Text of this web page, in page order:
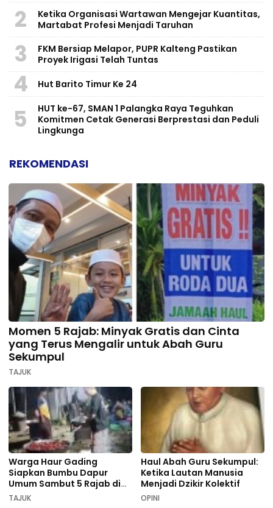
2
Ketika Organisasi Wartawan Mengejar Kuantitas,
Martabat Profesi Menjadi Taruhan
3
FKM Bersiap Melapor, PUPR Kalteng Pastikan
Proyek Irigasi Telah Tuntas
4 Hut Barito Timur Ke 24
5
HUT ke-67, SMAN 1 Palangka Raya Teguhkan
Komitmen Cetak Generasi Berprestasi dan Peduli
Lingkunga
REKOMENDASI
Momen 5 Rajab: Minyak Gratis dan Cinta
yang Terus Mengalir untuk Abah Guru
Sekumpul
TAJUK
Warga Haur Gading
Siapkan Bumbu Dapur
Umum Sambut 5 Rajab di
Sekumpul
TAJUK
Haul Abah Guru Sekumpul:
Ketika Lautan Manusia
Menjadi Dzikir Kolektif
OPINI